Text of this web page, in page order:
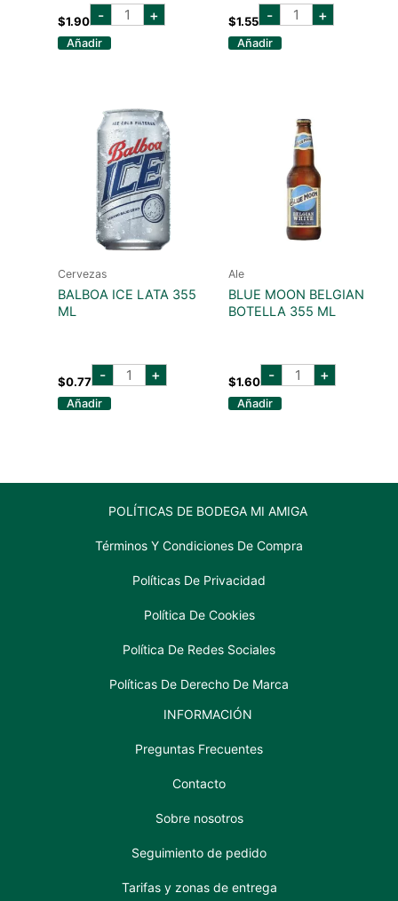
$1.90 - casa
bruja
tres
tristes
+
Añadir
$1.55 - bitburger
drive
0%
sin
+
Añadir
Cervezas
BALBOA ICE LATA 355
ML
$0.77 - balboa
ice +
Añadir
Ale
BLUE MOON BELGIAN
BOTELLA 355 ML
$1.60 - blue
moon
belgian
botella
+
Añadir
POLÍTICAS DE BODEGA MI AMIGA
Términos Y Condiciones De Compra
Políticas De Privacidad
Política De Cookies
Política De Redes Sociales
Políticas De Derecho De Marca
INFORMACIÓN
Preguntas Frecuentes
Contacto
Sobre nosotros
Seguimiento de pedido
Tarifas y zonas de entrega